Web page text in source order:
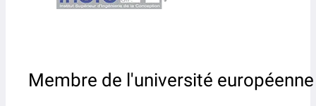
Membre de l'université européenne